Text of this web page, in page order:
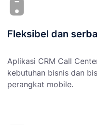
Fleksibel dan
Aplikasi CRM Call
kebutuhan bisnis dan
perangkat mobile.